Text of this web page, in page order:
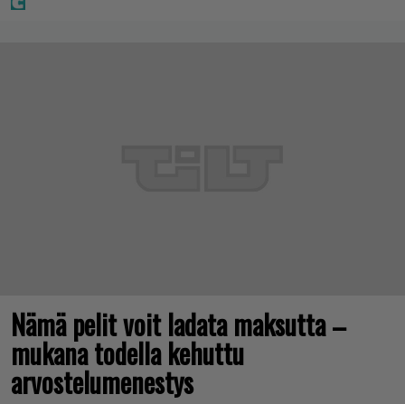
Nämä pelit voit ladata maksutta –
mukana todella kehuttu
arvostelumenestys